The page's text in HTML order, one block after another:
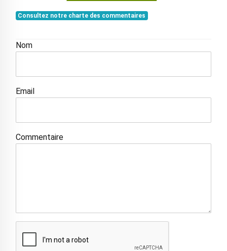
Consultez notre charte des commentaires
Nom
Email
Commentaire